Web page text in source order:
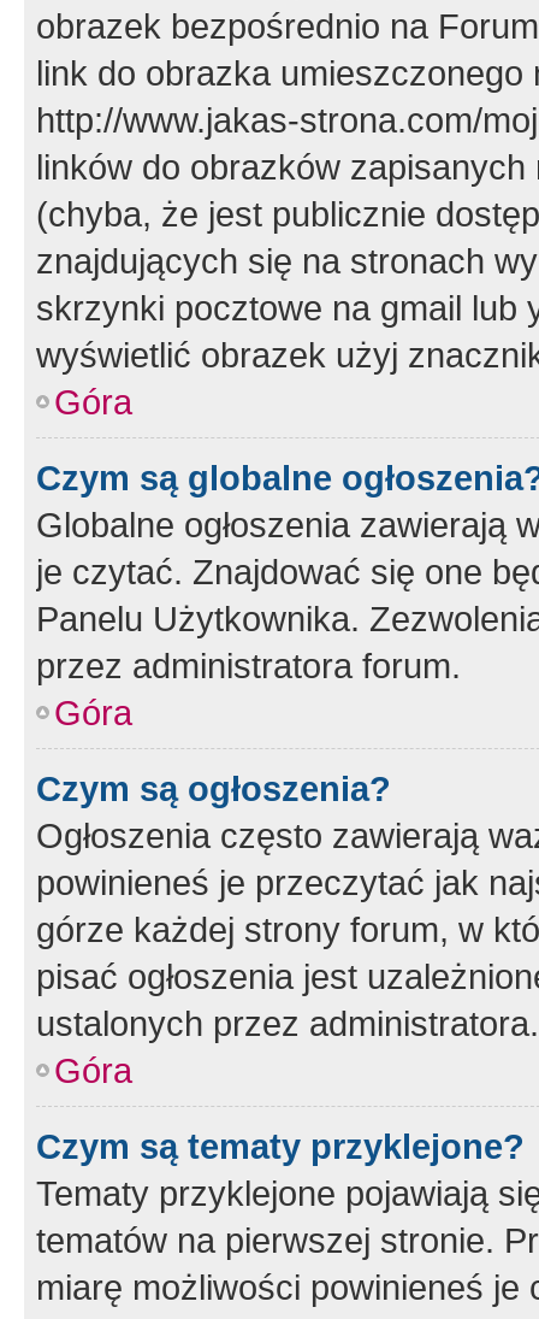
obrazek bezpośrednio na
link do obrazka
http://www.jakas-strona.com/
linków do obrazków
(chyba, że jest publicznie
znajdujących się na stronach
skrzynki pocztowe na gmail lub
wyświetlić obrazek użyj
Góra
Czym są globalne
Globalne ogłoszenia zawierają
je czytać. Znajdować się one
Panelu Użytkownika.
przez administratora forum.
Góra
Czym są ogłoszenia?
Ogłoszenia często zawierają
powinieneś je przeczytać jak
górze każdej strony forum, w
pisać ogłoszenia jest
ustalonych przez administratora.
Góra
Czym są tematy przyklejone?
Tematy przyklejone pojawiają
tematów na pierwszej stronie.
miarę możliwości powinieneś je